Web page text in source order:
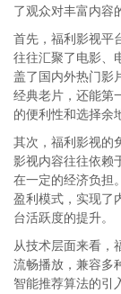
了观众对丰富内容
首先，福利影视平
往往汇聚了电影、
盖了国内外热门影
经典老片，还能第
的便利性和选择余
其次，福利影视的
影视内容往往依赖
在一定的经济负担
盈利模式，实现了
台活跃度的提升。
从技术层面来看，
流畅播放，兼容多
智能推荐算法的引